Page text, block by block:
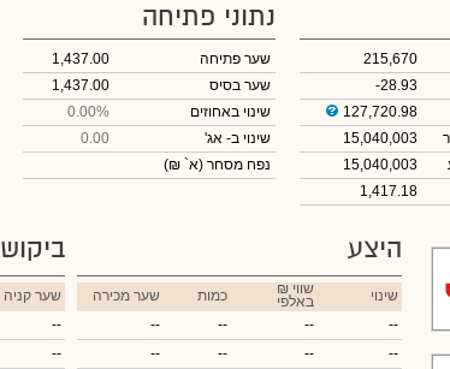
215,670
-28.93
127,720.98
15,040,003
15,040,003
1,417.18
נתוני פתיחה
שער פתיחה
1,437.00
שער בסיס
1,437.00
שינוי באחוזים
0.00%
שינוי ב- אג'
0.00
נפח מסחר (א` ₪)
היצע
שינוי ₪ שווי
באלפי כמות
שער מכירה
--
--
--
--
--
--
--
--
ביקוש
שער קניה
--
--